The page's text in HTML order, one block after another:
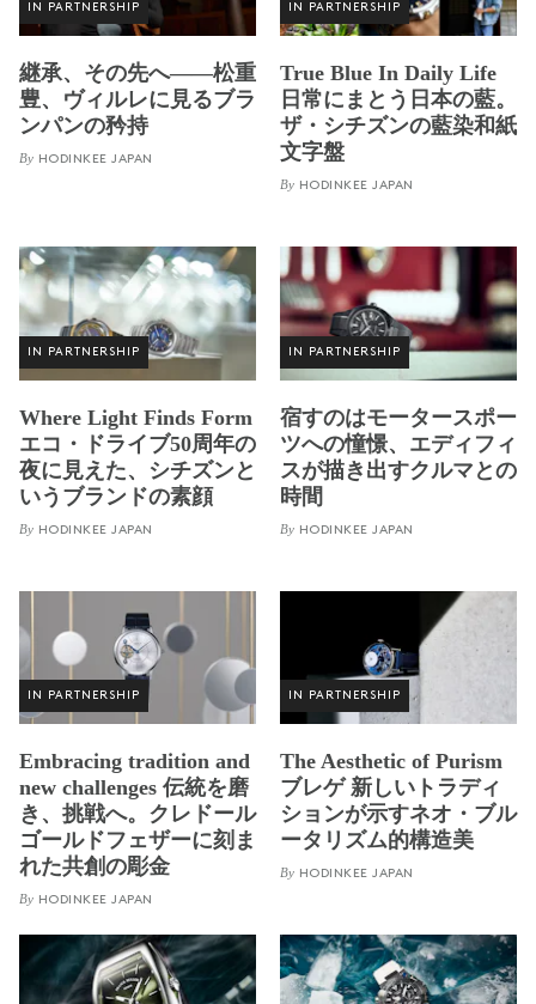
IN PARTNERSHIP
継承、その先へ——松重
豊、ヴィルレに見るブラ
ンパンの矜持
By HODINKEE JAPAN
IN PARTNERSHIP
True Blue In Daily Life
日常にまとう日本の藍。
ザ・シチズンの藍染和紙
文字盤
By HODINKEE JAPAN
IN PARTNERSHIP
Where Light Finds Form
エコ・ドライブ50周年の
夜に見えた、シチズンと
いうブランドの素顔
By HODINKEE JAPAN
IN PARTNERSHIP
宿すのはモータースポー
ツへの憧憬、エディフィ
スが描き出すクルマとの
時間
By HODINKEE JAPAN
IN PARTNERSHIP
Embracing tradition and
new challenges 伝統を磨
き、挑戦へ。クレドール
ゴールドフェザーに刻ま
れた共創の彫金
By HODINKEE JAPAN
IN PARTNERSHIP
The Aesthetic of Purism
ブレゲ 新しいトラディ
ションが示すネオ・ブル
ータリズム的構造美
By HODINKEE JAPAN